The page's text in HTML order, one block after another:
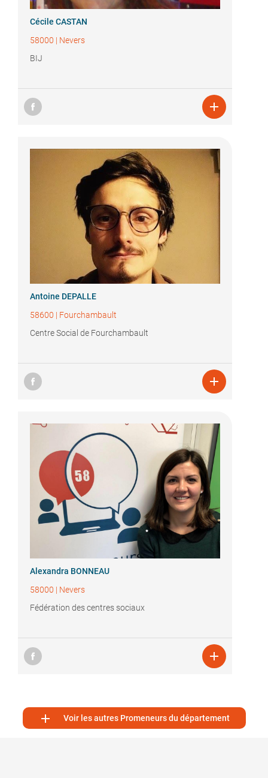
Cécile CASTAN
58000 | Nevers
BIJ

Antoine DEPALLE
58600 | Fourchambault
Centre Social de Fourchambault

Alexandra BONNEAU
58000 | Nevers
Fédération des centres sociaux

 Voir les autres Promeneurs du département